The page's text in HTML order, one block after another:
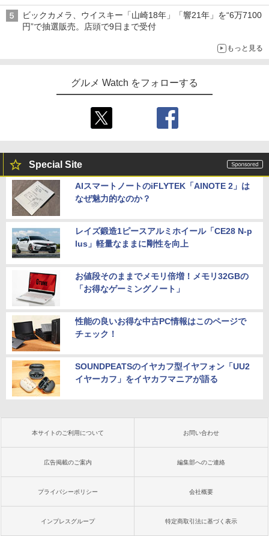
ビックカメラ、ウイスキー「山崎18年」「響21年」を“6万7100
円”で抽選販売。店頭で9日まで受付
もっと見る
グルメ Watch をフォローする
Special Site
AIスマートノートのiFLYTEK「AINOTE 2」は
なぜ魅力的なのか？
レイズ鍛造1ピースアルミホイール「CE28 N-p
lus」軽量なままに剛性を向上
お値段そのままでメモリ倍増！メモリ32GBの
「お得なゲーミングノート」
性能の良いお得な中古PC情報はこのページで
チェック！
SOUNDPEATSのイヤカフ型イヤフォン「UU2
イヤーカフ」をイヤカフマニアが語る
本サイトのご利用について お問い合わせ
広告掲載のご案内 編集部へのご連絡
プライバシーポリシー 会社概要
インプレスグループ 特定商取引法に基づく表示